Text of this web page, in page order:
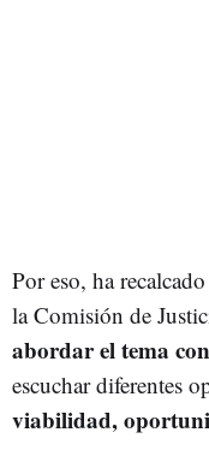
Por eso, ha
la Comisión de
abordar el tema
escuchar diferentes
viabilidad,